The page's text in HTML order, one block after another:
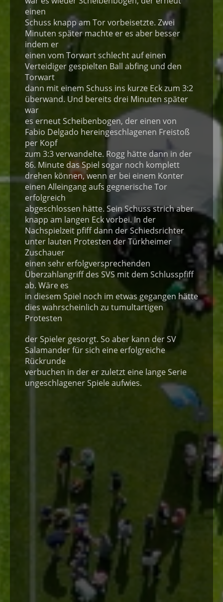
einen
Schuss knapp am Tor vorbeisetzte. Zwei
Minuten später machte er es aber besser
indem er
einen vom Torwart schlecht auf einen
Verteidiger gespielten Ball abfing und den
Torwart
dann mit einem Schuss ins kurze Eck zum 3:2
überwand. Und bereits drei Minuten später
war
es erneut Scheibenbogen, der einen von
Fabio Delgado hereingeschlagenen Freistoß
per Kopf
zum 3:3 verwandelte. Rogg hätte dann in der
86. Minute das Spiel sogar noch komplett
drehen können, wenn er bei einem Konter
einen Alleingang aufs gegnerische Tor
erfolgreich
abgeschlossen hätte. Sein Schuss strich aber
knapp am langen Eck vorbei. In der
Nachspielzeit pfiff dann der Schiedsrichter
unter lauten Protesten der Türkheimer
Zuschauer
einen sehr erfolgversprechenden
Überzahlangriff des SVS mit dem Schlusspfiff
ab. Wäre es
in diesem Spiel noch im etwas gegangen hätte
dies wahrscheinlich zu tumultartigen
Protesten
der Spieler gesorgt. So aber kann der SV
Salamander für sich eine erfolgreiche
Rückrunde
verbuchen in der er zuletzt eine lange Serie
ungeschlagener Spiele aufwies.